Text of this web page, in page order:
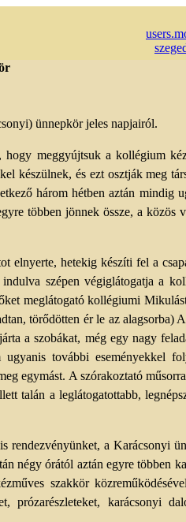
ünnepkör jeles napjairól.
meggyújtsuk a kollégium
készülnek, és ezt osztják meg
három hétben aztán mindig
többen jönnek össze, a közös
hetekig készíti fel a
szépen végiglátogatja a
meglátogató kollégiumi
törődötten ér le az alagsorba)
a szobákat, még egy nagy
további eseményekkel
egymást. A szórakoztató
talán a leglátogatottabb,
a Karácsonyi
négy órától aztán egyre többen
szakkör
karácsonyi